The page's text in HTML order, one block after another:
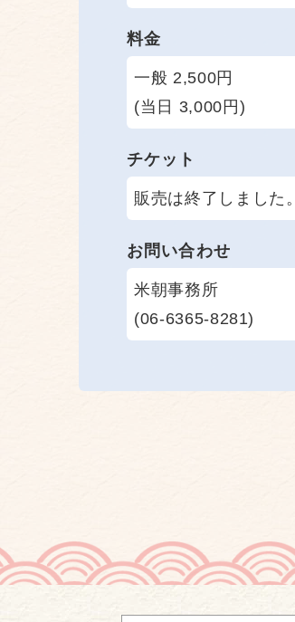
料金
一般 2,500円
(当日 3,000円)
チケット
販売は終了しました。
お問い合わせ
米朝事務所
(06-6365-8281)